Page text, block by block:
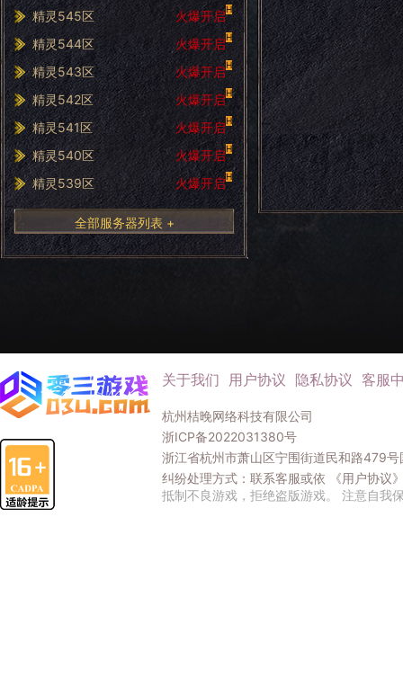
精灵545区
火爆开启H
精灵544区 火爆开启H
精灵543区 火爆开启H
精灵542区 火爆开启H
精灵541区 火爆开启H
精灵540区 火爆开启H
精灵539区 火爆开启H
全部服务器列表 +
关于我们 用户协议 隐私协议 客服
杭州桔晚网络科技有限公司
浙ICP备2022031380号
浙江省杭州市萧山区宁围街道民和路479
纠纷处理方式：联系客服或依
《用户协议
抵制不良游戏，拒绝盗版游戏。 注意自我